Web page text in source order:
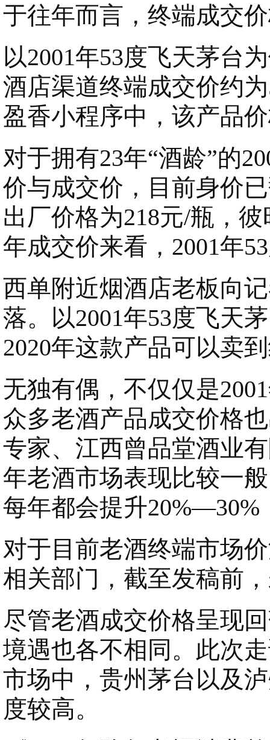
于往年而言，终端成交
以2001年53度飞天茅台
酒店渠道终端成交价约
盈香小程序中，该产品
对于拥有23年“酒龄”的
价与成交价，目前身价
出厂价格为218元/瓶，
年成交价来看，2001年
西单附近烟酒店老板向
落。以2001年53度飞天
2020年这款产品可以卖
无独有偶，不仅仅是
众多老酒产品成交价格
专家、江西曾品堂酒业
年老酒市场表现比较一
每年都会提升20%—30%
对于目前老酒终端市场
相关部门，截至发稿前
尽管老酒成交价格呈现
境遇也各不相同。此次
市场中，贵州茅台以及
度较高。